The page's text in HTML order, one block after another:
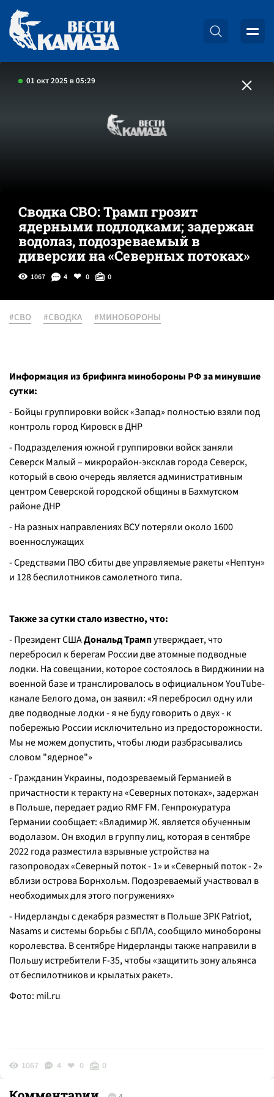
01 окт 2025 в 05:29
Сводка СВО: Трамп грозит
ядерными подлодками; задержан
водолаз, подозреваемый в
диверсии на «Северных потоках»
1067 4 0 0
#СВО #СВОДКА #МИНОБОРОНЫ
Информация из брифинга минобороны РФ за минувшие
сутки:
- Бойцы группировки войск «Запад» полностью взяли под
контроль город Кировск в ДНР
- Подразделения южной группировки войск заняли
Северск Малый – микрорайон-эксклав города Северск,
который в свою очередь является административным
центром Северской городской общины в Бахмутском
районе ДНР
- На разных направлениях ВСУ потеряли около 1600
военнослужащих
- Средствами ПВО сбиты две управляемые ракеты «Нептун»
и 128 беспилотников самолетного типа.
Также за сутки стало известно, что:
- Президент СШАДональд Трампутверждает, что
перебросил к берегам России две атомные подводные
лодки. На совещании, которое состоялось в Вирджинии на
военной базе и транслировалось в официальном YouTube-
канале Белого дома, он заявил: «Я перебросил одну или
две подводные лодки - я не буду говорить о двух - к
побережью России исключительно из предосторожности.
Мы не можем допустить, чтобы люди разбрасывались
словом "ядерное"»
- Гражданин Украины, подозреваемый Германией в
причастности к теракту на «Северных потоках», задержан
в Польше, передает радио RMF FM. Генпрокуратура
Германии сообщает: «Владимир Ж. является обученным
водолазом. Он входил в группу лиц, которая в сентябре
2022 года разместила взрывные устройства на
газопроводах «Северный поток - 1» и «Северный поток - 2»
вблизи острова Борнхольм. Подозреваемый участвовал в
необходимых для этого погружениях»
- Нидерланды с декабря разместят в Польше ЗРК Patriot,
Nasams и системы борьбы с БПЛА, сообщило минобороны
королевства. В сентябре Нидерланды также направили в
Польшу истребители F-35, чтобы «защитить зону альянса
от беспилотников и крылатых ракет».
Фото: mil.ru
1067 4 0 0